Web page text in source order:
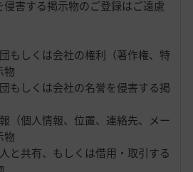
害する掲示物のご登録はご遠慮
もしくは会社の権利（著作権、特
物
もしくは会社の名誉を侵害する掲
（個人情報、位置、連絡先、メー
物
と共有、もしくは借用・取引する